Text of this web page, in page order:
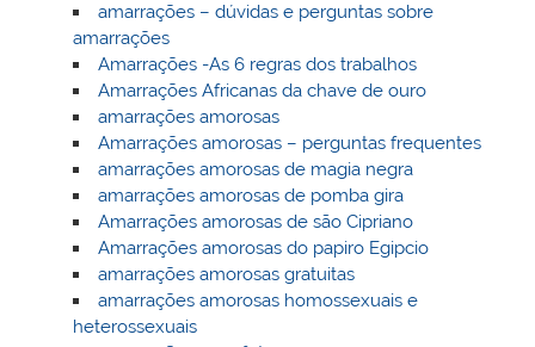
amarrações – dúvidas e perguntas sobre
amarrações
Amarrações -As 6 regras dos trabalhos
Amarrações Africanas da chave de ouro
amarrações amorosas
Amarrações amorosas – perguntas frequentes
amarrações amorosas de magia negra
amarrações amorosas de pomba gira
Amarrações amorosas de são Cipriano
Amarrações amorosas do papiro Egipcio
amarrações amorosas gratuitas
amarrações amorosas homossexuais e
heterossexuais